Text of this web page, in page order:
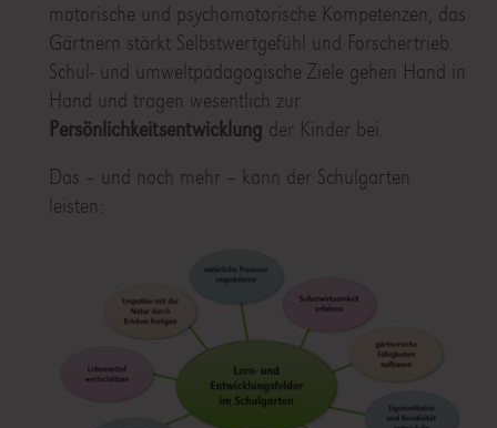
motorische und psychomotorische Kompetenzen, das
Gärtnern stärkt Selbstwertgefühl und Forschertrieb.
Schul- und umweltpädagogische Ziele gehen Hand in
Hand und tragen wesentlich zur
Persönlichkeitsentwicklung der Kinder bei.
Das – und noch mehr – kann der Schulgarten
leisten: